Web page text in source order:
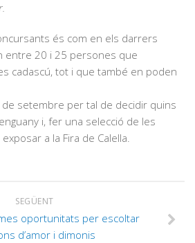
és com en els darrers
entre 20 i 25 persones que
cadascú, tot i que també en poden
setembre per tal de decidir quins
i, fer una selecció de les
a la Fira de Calella.
SEGÜENT
oportunitats per escoltar
d’amor i dimonis